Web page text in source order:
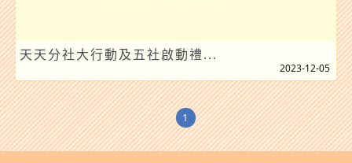
天天分社大行動及五社啟動禮...
2023-12-05
1